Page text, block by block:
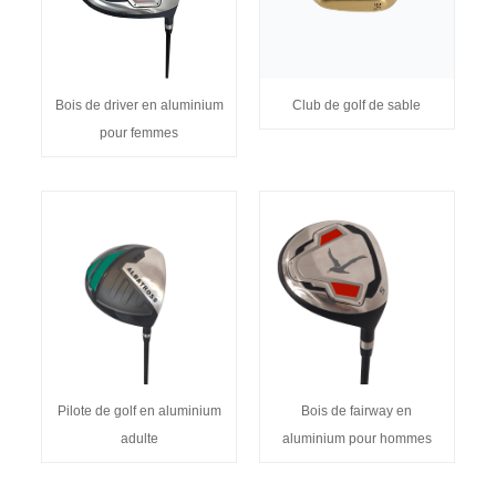
Bois de driver en aluminium
pour femmes
Club de golf de sable
Pilote de golf en aluminium
adulte
Bois de fairway en
aluminium pour hommes